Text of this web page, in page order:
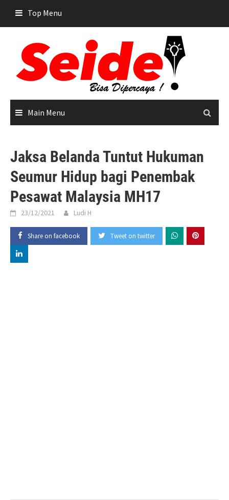
content
Top Menu
Main Menu
Jaksa Belanda Tuntut Hukuman
Seumur Hidup bagi Penembak
Pesawat Malaysia MH17
23/12/2021 Ludi H
Share on facebook Tweet on twitter